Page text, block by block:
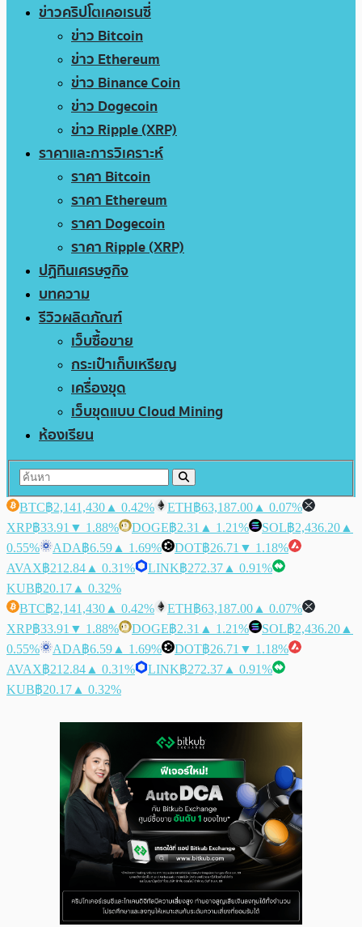
ข่าวคริปโตเคอเรนซี่
ข่าว Bitcoin
ข่าว Ethereum
ข่าว Binance Coin
ข่าว Dogecoin
ข่าว Ripple (XRP)
ราคาและการวิเคราะห์
ราคา Bitcoin
ราคา Ethereum
ราคา Dogecoin
ราคา Ripple (XRP)
ปฏิทินเศรษฐกิจ
บทความ
รีวิวผลิตภัณฑ์
เว็บซื้อขาย
กระเป๋าเก็บเหรียญ
เครื่องขุด
เว็บขุดแบบ Cloud Mining
ห้องเรียน
BTC฿2,141,430 ▲ 0.42% ETH฿63,187.00 ▲ 0.07%
XRP฿33.91 ▼ 1.88% DOGE฿2.31 ▲ 1.21% SOL฿2,436.20 ▲
0.55%
ADA฿6.59 ▲ 1.69% DOT฿26.71 ▼ 1.18%
AVAX฿212.84 ▲ 0.31% LINK฿272.37 ▲ 0.91%
KUB฿20.17 ▲ 0.32%
BTC฿2,141,430 ▲ 0.42% ETH฿63,187.00 ▲ 0.07%
XRP฿33.91 ▼ 1.88% DOGE฿2.31 ▲ 1.21% SOL฿2,436.20 ▲
0.55%
ADA฿6.59 ▲ 1.69% DOT฿26.71 ▼ 1.18%
AVAX฿212.84 ▲ 0.31% LINK฿272.37 ▲ 0.91%
KUB฿20.17 ▲ 0.32%